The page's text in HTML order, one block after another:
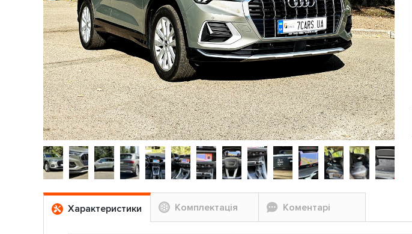
Характеристики Комплектація Коментарі